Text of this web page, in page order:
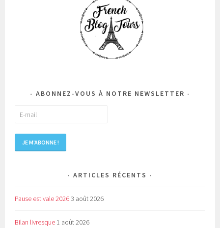
ABONNEZ-VOUS À NOTRE NEWSLETTER
ARTICLES RÉCENTS
Pause estivale 20263 août 2026
Bilan livresque 1 août 2026